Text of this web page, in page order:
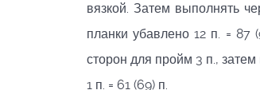
вязкой. Затем выполнять
планки убавлено 12 п. = 87
сторон для пройм 3 п.,
1 п. = 61 (69) п.